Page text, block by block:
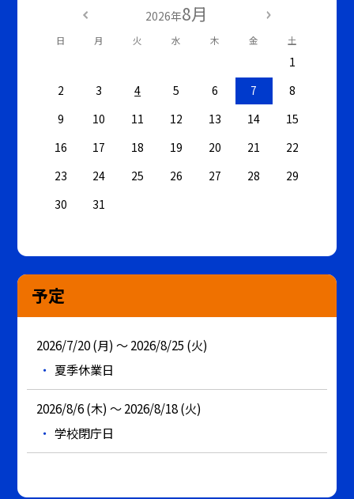
2026年8月
日 月 火 水 木 金 土
1
2
3 4 5 6 7
8
9
10 11 12 13 14
15
16
17 18 19 20 21
22
23
24 25 26 27 28
29
30
31
予定
2026/7/20 (月) ～ 2026/8/25 (火)
夏季休業日
2026/8/6 (木) ～ 2026/8/18 (火)
学校閉庁日